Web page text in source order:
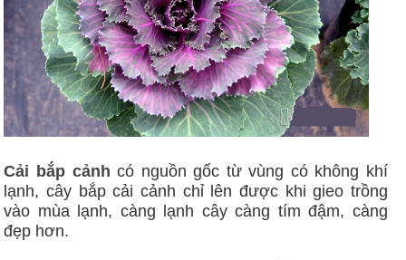
Cải bắp cảnh có nguồn gốc từ vùng có không khí
lạnh, cây bắp cải cảnh chỉ lên được khi gieo trồng
vào mùa lạnh, càng lạnh cây càng tím đậm, càng
đẹp hơn.